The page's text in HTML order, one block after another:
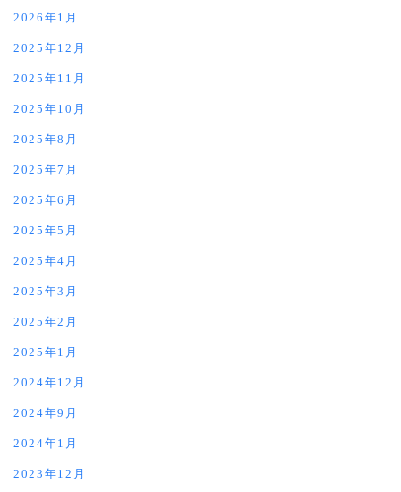
2026年1月
2025年12月
2025年11月
2025年10月
2025年8月
2025年7月
2025年6月
2025年5月
2025年4月
2025年3月
2025年2月
2025年1月
2024年12月
2024年9月
2024年1月
2023年12月